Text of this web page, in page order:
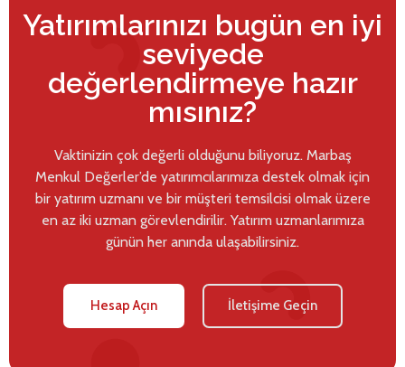
Yatırımlarınızı bugün en iyi
seviyede
değerlendirmeye hazır
mısınız?
Vaktinizin çok değerli olduğunu biliyoruz. Marbaş
Menkul Değerler’de yatırımcılarımıza destek olmak için
bir yatırım uzmanı ve bir müşteri temsilcisi olmak üzere
en az iki uzman görevlendirilir. Yatırım uzmanlarımıza
günün her anında ulaşabilirsiniz.
Hesap Açın İletişime Geçin